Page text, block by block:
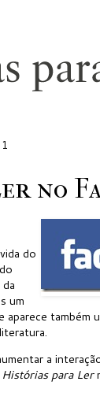
no
do
um
também
a
Histórias para Ler